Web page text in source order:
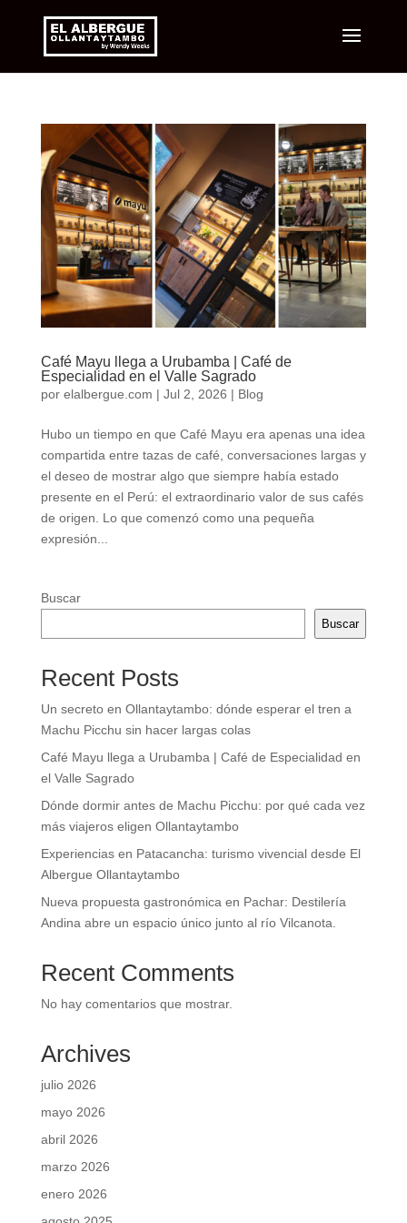
Café Mayu llega a Urubamba | Café de
Especialidad en el Valle Sagrado
por elalbergue.com | Jul 2, 2026 | Blog
Hubo un tiempo en que Café Mayu era apenas una idea
compartida entre tazas de café, conversaciones largas y
el deseo de mostrar algo que siempre había estado
presente en el Perú: el extraordinario valor de sus cafés
de origen. Lo que comenzó como una pequeña
expresión...
Buscar
Buscar
Recent Posts
Un secreto en Ollantaytambo: dónde esperar el tren a
Machu Picchu sin hacer largas colas
Café Mayu llega a Urubamba | Café de Especialidad en
el Valle Sagrado
Dónde dormir antes de Machu Picchu: por qué cada vez
más viajeros eligen Ollantaytambo
Experiencias en Patacancha: turismo vivencial desde El
Albergue Ollantaytambo
Nueva propuesta gastronómica en Pachar: Destilería
Andina abre un espacio único junto al río Vilcanota.
Recent Comments
No hay comentarios que mostrar.
Archives
julio 2026
mayo 2026
abril 2026
marzo 2026
enero 2026